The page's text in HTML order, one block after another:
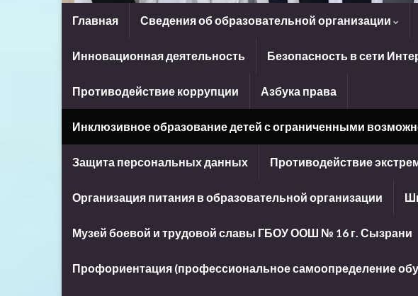
Главная Сведения об образовательной организации
Инновационная деятельность Безопасность в сети
Противодействие коррупции Азбука права
Инклюзивное образование детей с ограниченными
Защита персональных данных Противодействие
Организация питания в образовательной организации
Музей боевой и трудовой славы ГБОУ ООШ № 16 г. Сызрани
Профориентация (профессиональное самоопределение